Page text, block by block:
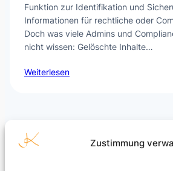
Zustimmung
Funktion zur Identifikation und
Informationen für rechtliche oder
Doch was viele Admins und
nicht wissen: Gelöschte Inhalte…
Weiterlesen